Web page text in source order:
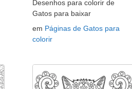
Desenhos para colorir de
Gatos para baixar
em Páginas de Gatos para
colorir